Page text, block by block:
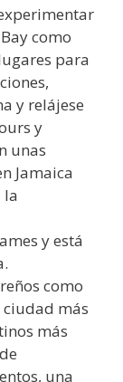
como
para
y relájese
y
unas
Jamaica
la
y está
como
ciudad más
más
una